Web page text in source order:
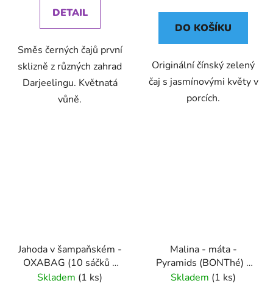
DETAIL
Směs černých čajů první
sklizně z různých zahrad
Darjeelingu. Květnatá
vůně.
DO KOŠÍKU
Originální čínský zelený
čaj s jasmínovými květy v
porcích.
Jahoda v šampaňském -
OXABAG (10 sáčků x
4g) - Oxalis
Skladem (1 ks)
Malina - máta -
Pyramids (BONThé) -
Oxalis
Skladem (1 ks)